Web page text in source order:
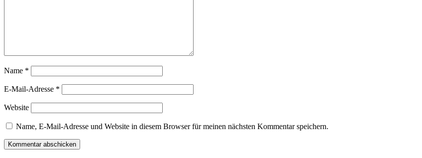
Name *
E-Mail-Adresse *
Website
Name, E-Mail-Adresse und Website in diesem Browser für meinen nächsten Kommentar speichern.